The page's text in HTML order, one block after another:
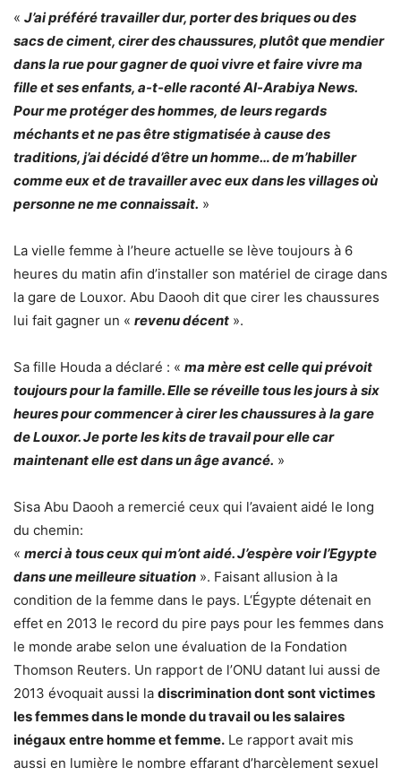
« J’ai préféré travailler dur, porter des briques ou des
sacs de ciment, cirer des chaussures, plutôt que mendier
dans la rue pour gagner de quoi vivre et faire vivre ma
fille et ses enfants, a-t-elle raconté Al-Arabiya News.
Pour me protéger des hommes, de leurs regards
méchants et ne pas être stigmatisée à cause des
traditions, j’ai décidé d’être un homme… de m’habiller
comme eux et de travailler avec eux dans les villages où
personne ne me connaissait. »
La vielle femme à l’heure actuelle se lève toujours à 6
heures du matin afin d’installer son matériel de cirage dans
la gare de Louxor. Abu Daooh dit que cirer les chaussures
lui fait gagner un « revenu décent ».
Sa fille Houda a déclaré : « ma mère est celle qui prévoit
toujours pour la famille. Elle se réveille tous les jours à six
heures pour commencer à cirer les chaussures à la gare
de Louxor. Je porte les kits de travail pour elle car
maintenant elle est dans un âge avancé. »
Sisa Abu Daooh a remercié ceux qui l’avaient aidé le long
du chemin:
« merci à tous ceux qui m’ont aidé. J’espère voir l’Egypte
dans une meilleure situation ». Faisant allusion à la
condition de la femme dans le pays. L‘Égypte détenait en
effet en 2013 le record du pire pays pour les femmes dans
le monde arabe selon une évaluation de la Fondation
Thomson Reuters. Un rapport de l’ONU datant lui aussi de
2013 évoquait aussi la discrimination dont sont victimes
les femmes dans le monde du travail ou les salaires
inégaux entre homme et femme. Le rapport avait mis
aussi en lumière le nombre effarant d’harcèlement sexuel